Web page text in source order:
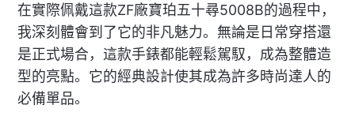
在實際佩戴這款ZF廠寶珀五十尋5008B的過程中，
我深刻體會到了它的非凡魅力。無論是日常穿搭還
是正式場合，這款手錶都能輕鬆駕馭，成為整體造
型的亮點。它的經典設計使其成為許多時尚達人的
必備單品。